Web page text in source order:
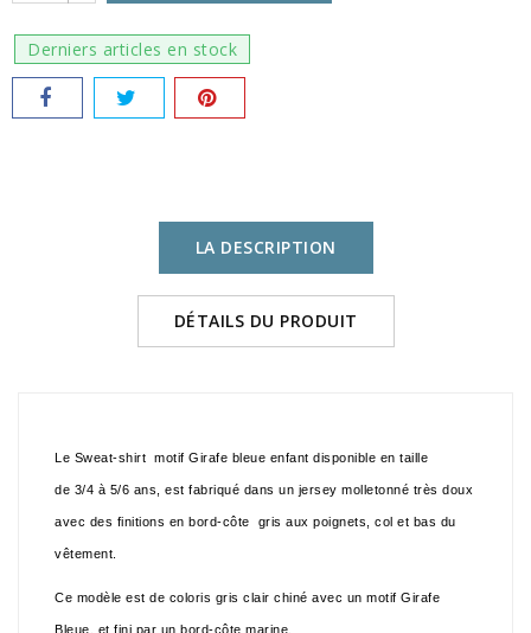
Derniers articles en stock
LA DESCRIPTION
DÉTAILS DU PRODUIT
Le Sweat-shirt motif Girafe bleue enfant disponible en taille
de 3/4 à 5/6 ans, est fabriqué dans un jersey molletonné très doux
avec des finitions en bord-côte gris aux poignets, col et bas du
vêtement.
Ce modèle est de coloris gris clair chiné avec un motif Girafe
Bleue, et fini par un bord-côte marine.